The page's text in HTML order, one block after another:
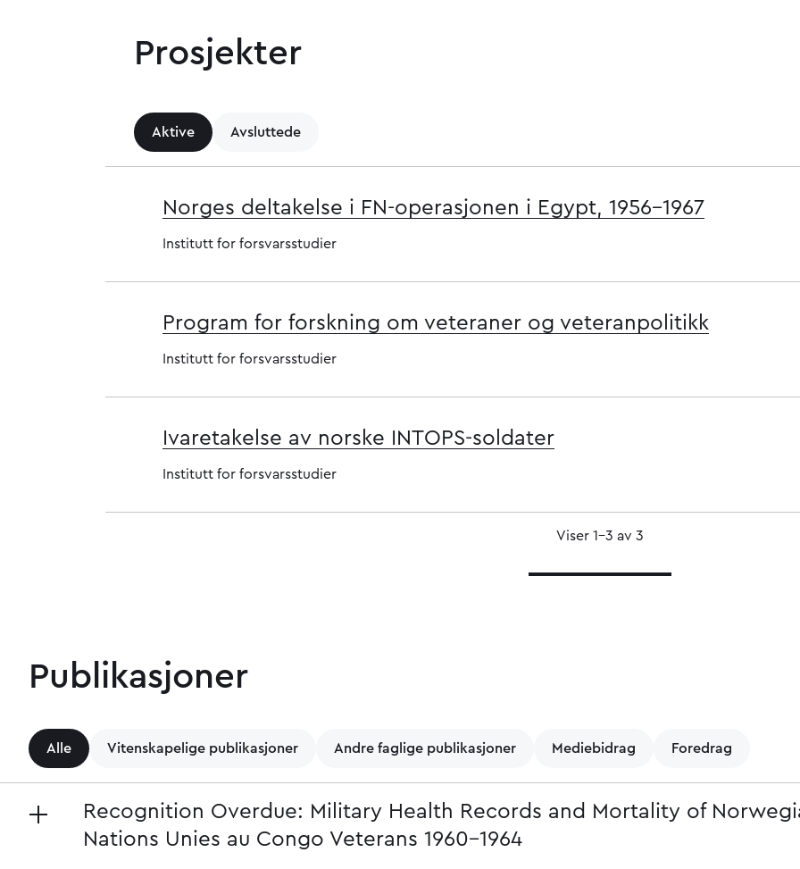
Prosjekter
Aktive Avsluttede
Norges deltakelse i FN-operasjonen i Egypt, 1956–1967
Institutt for forsvarsstudier
Program for forskning om veteraner og veteranpolitikk
Institutt for forsvarsstudier
Ivaretakelse av norske INTOPS-soldater
Institutt for forsvarsstudier
Viser 1–3 av 3
Publikasjoner
Alle Vitenskapelige publikasjoner Andre faglige publikasjoner Mediebidrag Foredrag
Recognition Overdue: Military Health Records and Mortality of
Nations Unies au Congo Veterans 1960-1964